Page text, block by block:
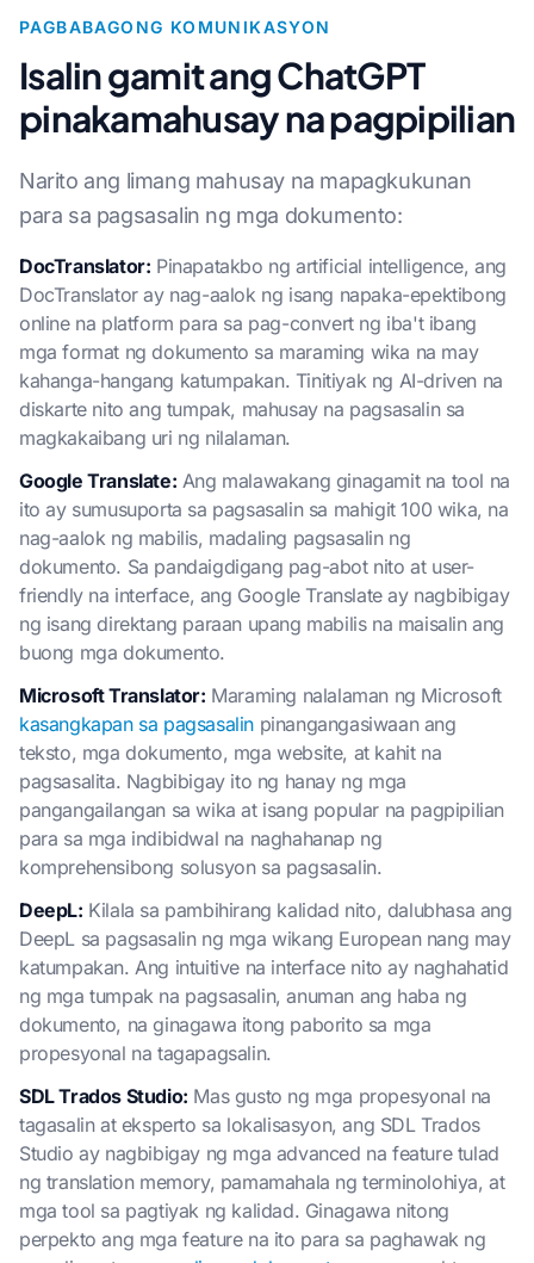
PAGBABAGONG KOMUNIKASYON
Isalin gamit ang ChatGPT
pinakamahusay na pagpipilian
Narito ang limang mahusay na mapagkukunan
para sa pagsasalin ng mga dokumento:
DocTranslator: Pinapatakbo ng artificial intelligence, ang
DocTranslator ay nag-aalok ng isang napaka-epektibong
online na platform para sa pag-convert ng iba't ibang
mga format ng dokumento sa maraming wika na may
kahanga-hangang katumpakan. Tinitiyak ng AI-driven na
diskarte nito ang tumpak, mahusay na pagsasalin sa
magkakaibang uri ng nilalaman.
Google Translate: Ang malawakang ginagamit na tool na
ito ay sumusuporta sa pagsasalin sa mahigit 100 wika, na
nag-aalok ng mabilis, madaling pagsasalin ng
dokumento. Sa pandaigdigang pag-abot nito at user-
friendly na interface, ang Google Translate ay nagbibigay
ng isang direktang paraan upang mabilis na maisalin ang
buong mga dokumento.
Microsoft Translator: Maraming nalalaman ng Microsoft
kasangkapan sa pagsasalin pinangangasiwaan ang
teksto, mga dokumento, mga website, at kahit na
pagsasalita. Nagbibigay ito ng hanay ng mga
pangangailangan sa wika at isang popular na pagpipilian
para sa mga indibidwal na naghahanap ng
komprehensibong solusyon sa pagsasalin.
DeepL: Kilala sa pambihirang kalidad nito, dalubhasa ang
DeepL sa pagsasalin ng mga wikang European nang may
katumpakan. Ang intuitive na interface nito ay naghahatid
ng mga tumpak na pagsasalin, anuman ang haba ng
dokumento, na ginagawa itong paborito sa mga
propesyonal na tagapagsalin.
SDL Trados Studio: Mas gusto ng mga propesyonal na
tagasalin at eksperto sa lokalisasyon, ang SDL Trados
Studio ay nagbibigay ng mga advanced na feature tulad
ng translation memory, pamamahala ng terminolohiya, at
mga tool sa pagtiyak ng kalidad. Ginagawa nitong
perpekto ang mga feature na ito para sa paghawak ng